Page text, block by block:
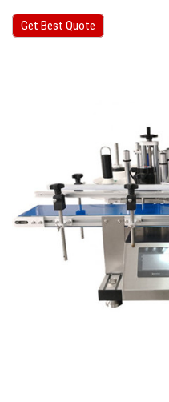
Get Best Quote